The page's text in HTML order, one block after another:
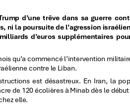
TT
LIRE LA SUITE